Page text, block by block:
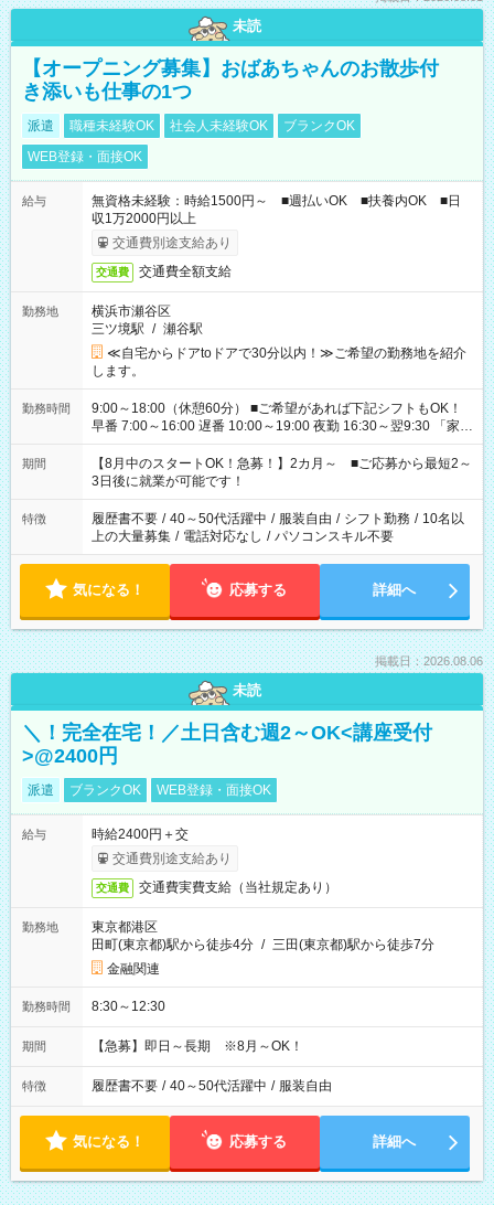
未読
【オープニング募集】おばあちゃんのお散歩付
き添いも仕事の1つ
派遣 職種未経験OK 社会人未経験OK
ブランクOK
WEB登録・面接OK
給与
無資格未経験：時給1500円～ ■週払いOK ■扶養内OK ■日
収1万2000円以上
交通費別途支給あり
交通費 交通費全額支給
勤務地
横浜市瀬谷区
三ツ境駅 / 瀬谷駅
≪自宅からドアtoドアで30分以内！≫ご希望の勤務地を紹介
します。
勤務時間
9:00～18:00（休憩60分） ■ご希望があれば下記シフトもOK！
早番 7:00～16:00 遅番 10:00～19:00 夜勤 16:30～翌9:30 「家族
と休みを合わせたい」 「余裕を持って夕飯の準備がしたい」
「できれば残業はしたくない」 など、ご希望を教えてください
ね。 ※Wワーク希望の方へ 今ご覧のお仕事で希望する勤務時間
と、もう1つのお仕事の勤務時間。 合計で週40時間を超える場
合は応募できません。
期間
【8月中のスタートOK！急募！】2カ月～ ■ご応募から最短2～
3日後に就業が可能です！
特徴 履歴書不要 / 40～50代活躍中 / 服装自由 / シフト勤務 / 10名以
上の大量募集 / 電話対応なし / パソコンスキル不要
気になる！ 応募する 詳細へ
掲載日：2026.08.06
未読
＼！完全在宅！／土日含む週2～OK<講座受付
>@2400円
派遣 ブランクOK WEB登録・面接OK
給与
時給2400円＋交
交通費別途支給あり
交通費 交通費実費支給（当社規定あり）
勤務地
東京都港区
田町(東京都)駅から徒歩4分 / 三田(東京都)駅から徒歩7分
金融関連
勤務時間 8:30～12:30
期間 【急募】即日～長期 ※8月～OK！
特徴 履歴書不要 / 40～50代活躍中 / 服装自由
気になる！ 応募する 詳細へ